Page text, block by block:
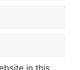
in this